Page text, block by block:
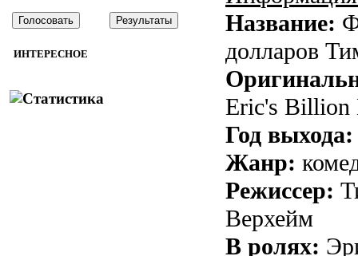
ИНТЕРЕСНОЕ
Название:
долларов
Eric's Billion
Год выхода:
Жанр:
Режиссер:
Верхейм
В ролях: